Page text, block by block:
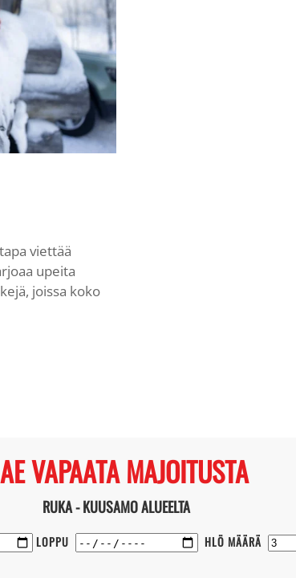
viettää
upeita
joissa koko
VAPAATA MAJOITUSTA
RUKA - KUUSAMO ALUEELTA
LOPPU HLÖ MÄÄRÄ